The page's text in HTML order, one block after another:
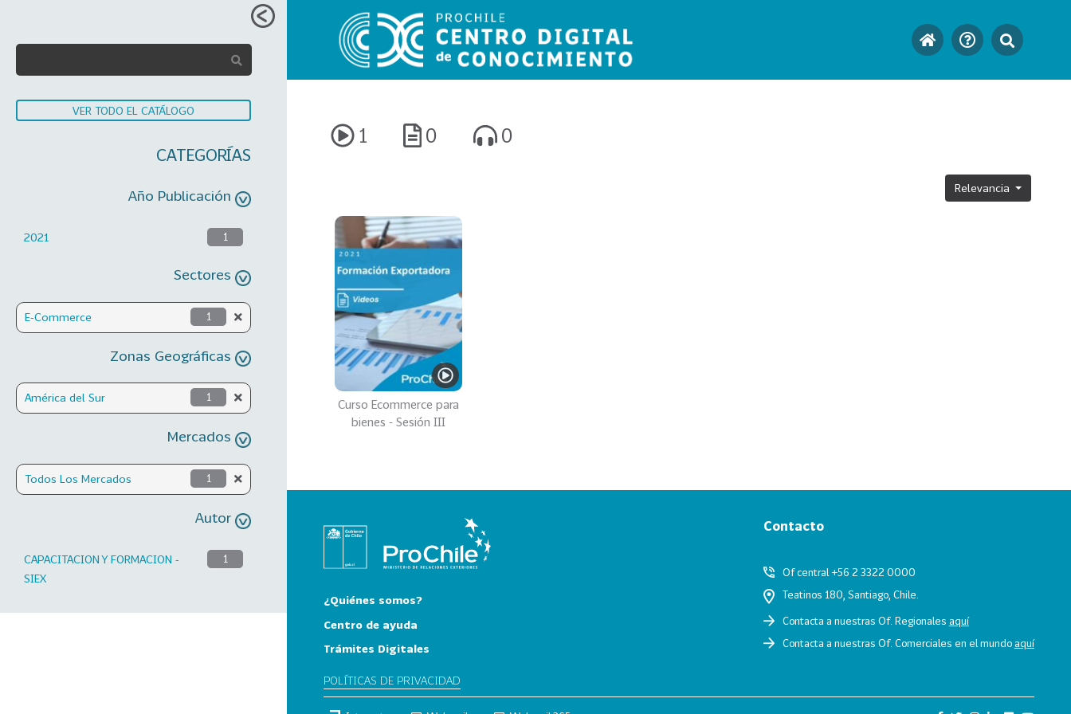
VER TODO EL CATÁLOGO
CATEGORÍAS
Año Publicación
2021 1
Sectores
E-Commerce 1
Zonas Geográficas
América del Sur 1
Mercados
Todos Los Mercados 1
Autor
CAPACITACION Y FORMACION -
SIEX
1
1 0 0
Relevancia
Curso Ecommerce para
bienes - Sesión III
¿Quiénes somos?
Centro de ayuda
Trámites Digitales
POLÍTICAS DE PRIVACIDAD
Contacto
Of central +56 2 3322 0000
Teatinos 180, Santiago, Chile.
Contacta a nuestras Of. Regionales aquí
Contacta a nuestras Of. Comerciales en el mundoaquí